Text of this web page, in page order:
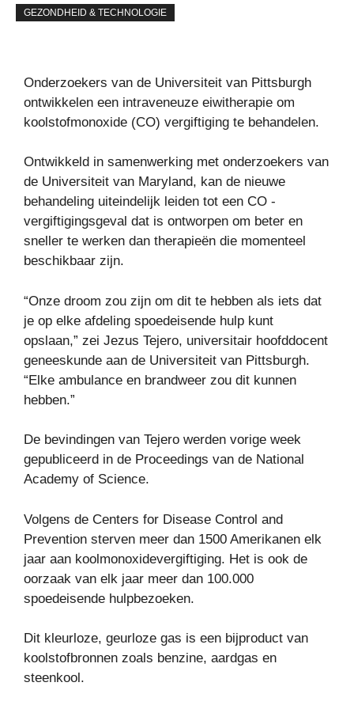
GEZONDHEID & TECHNOLOGIE
Onderzoekers van de Universiteit van Pittsburgh
ontwikkelen een intraveneuze eiwitherapie om
koolstofmonoxide (CO) vergiftiging te behandelen.
Ontwikkeld in samenwerking met onderzoekers van
de Universiteit van Maryland, kan de nieuwe
behandeling uiteindelijk leiden tot een CO -
vergiftigingsgeval dat is ontworpen om beter en
sneller te werken dan therapieën die momenteel
beschikbaar zijn.
“Onze droom zou zijn om dit te hebben als iets dat
je op elke afdeling spoedeisende hulp kunt
opslaan,” zei Jezus Tejero, universitair hoofddocent
geneeskunde aan de Universiteit van Pittsburgh.
“Elke ambulance en brandweer zou dit kunnen
hebben.”
De bevindingen van Tejero werden vorige week
gepubliceerd in de Proceedings van de National
Academy of Science.
Volgens de Centers for Disease Control and
Prevention sterven meer dan 1500 Amerikanen elk
jaar aan koolmonoxidevergiftiging. Het is ook de
oorzaak van elk jaar meer dan 100.000
spoedeisende hulpbezoeken.
Dit kleurloze, geurloze gas is een bijproduct van
koolstofbronnen zoals benzine, aardgas en
steenkool.